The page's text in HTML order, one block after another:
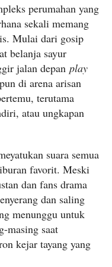
perumahan yang
sekali memang
Mulai dari gosip
belanja sayur
jalan depan play
di arena arisan
terutama
atau ungkapan
suara semua
favorit. Meski
dan fans drama
dan saling
menunggu untuk
masing saat
kejar tayang yang